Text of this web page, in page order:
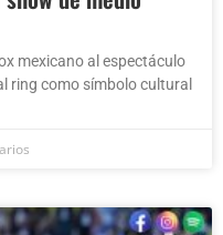
mexicano al espectáculo
ring como símbolo cultural